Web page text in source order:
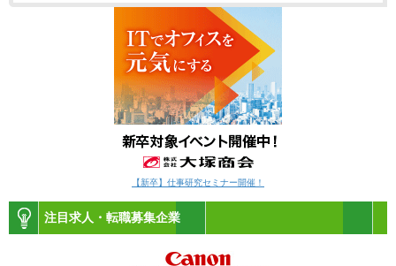
【新卒】仕事研究セミナー開催！
注目求人・転職募集企業